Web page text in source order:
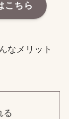
こちら
なメリット
る